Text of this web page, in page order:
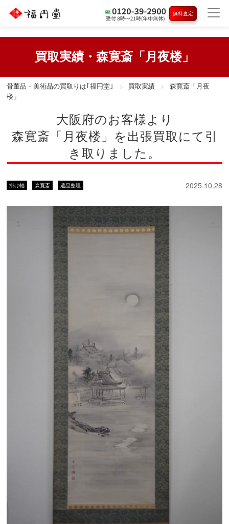
無料査定
買取実績・森寛斎「月夜楼」
骨董品・美術品の買取りは｢福円堂｣ 買取実績
森寛斎「月夜
楼」
大阪府のお客様より
森寛斎「月夜楼」を出張買取にて引
き取りました。
掛け軸 森寛斎 遺品整理 2025.10.28